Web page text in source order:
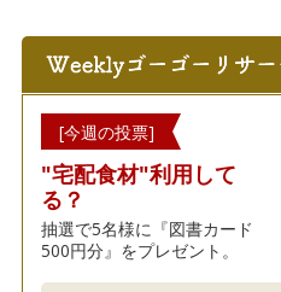
[今週の投票]
"宅配食材"利用して
る？
抽選で5名様に『図書カード
500円分』をプレゼント。